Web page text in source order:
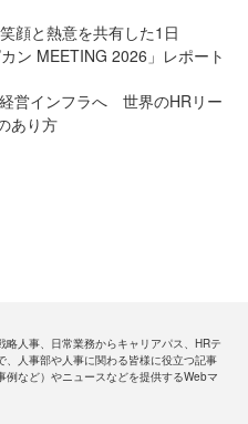
顔と熱意を共有した1日
ン MEETING 2026」レポート
営インフラへ 世界のHRリー
あり方
略人事、日常業務からキャリアパス、HRテ
、人事部や人事に関わる皆様に役立つ記事
例など）やニュースなどを提供するWebマ